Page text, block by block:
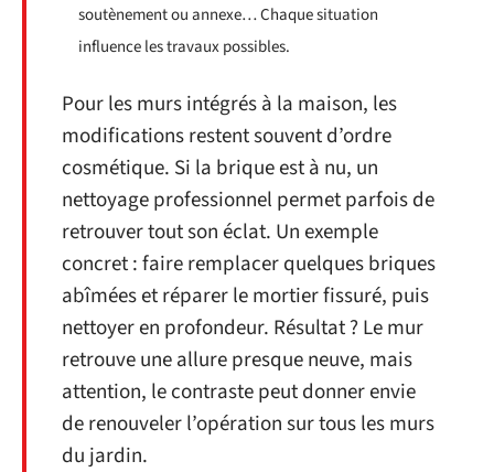
soutènement ou annexe… Chaque situation
influence les travaux possibles.
Pour les murs intégrés à la maison, les
modifications restent souvent d’ordre
cosmétique. Si la brique est à nu, un
nettoyage professionnel permet parfois de
retrouver tout son éclat. Un exemple
concret : faire remplacer quelques briques
abîmées et réparer le mortier fissuré, puis
nettoyer en profondeur. Résultat ? Le mur
retrouve une allure presque neuve, mais
attention, le contraste peut donner envie
de renouveler l’opération sur tous les murs
du jardin.